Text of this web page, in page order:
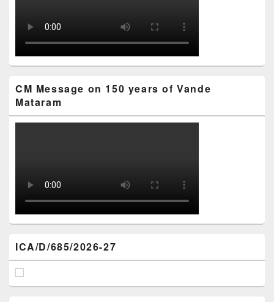
CM Message on 150 years of Vande
Mataram
ICA/D/685/2026-27